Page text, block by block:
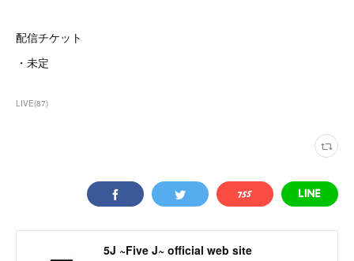
配信チケット
・未定
LIVE(87)
5J ~Five J~ official web site